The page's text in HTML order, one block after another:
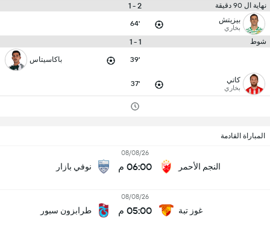
نهاية ال 90 دقيقة 2 - 1
بيزيتش
بخاري 64'
شوط 1 - 1
39' باكاسيتاس
كاتي
بخاري 37'
المباراة القادمة
النجم الأحمر
08/08/26
06:00 م نوفي بازار
غوز تبة
08/08/26
05:00 م طرابزون سبور